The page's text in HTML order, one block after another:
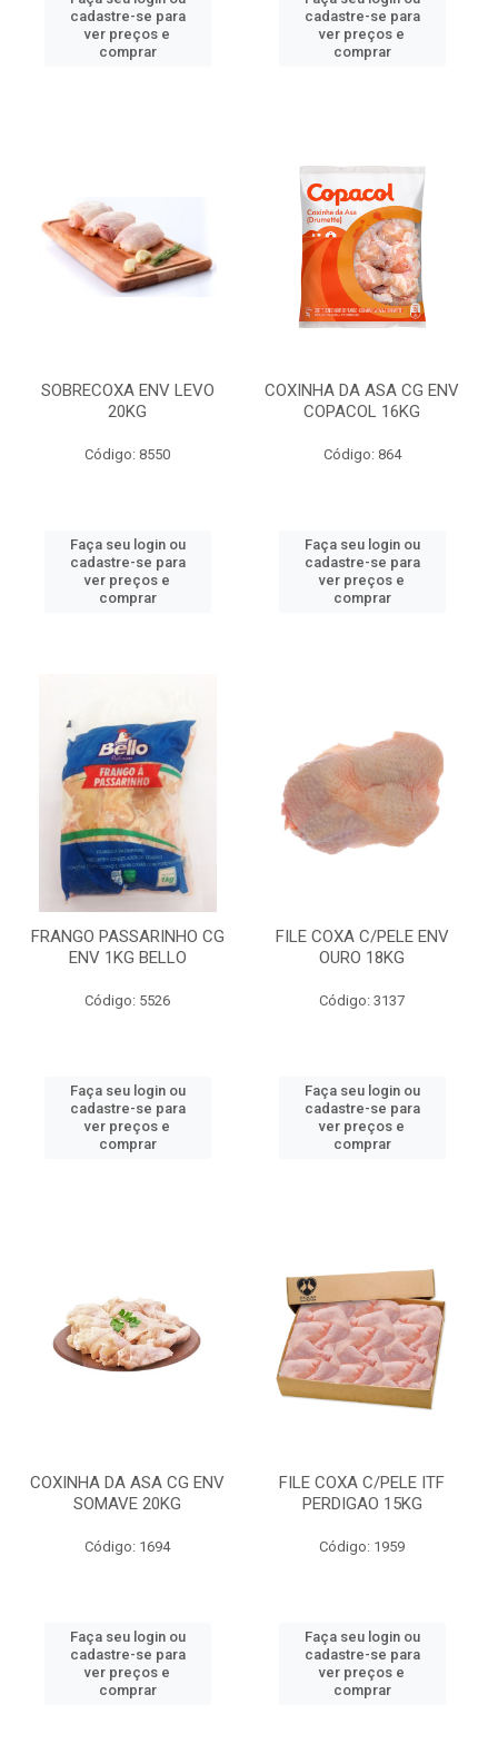
cadastre-se para
ver preços e
comprar
cadastre-se para
ver preços e
comprar
SOBRECOXA ENV LEVO
20KG
Código: 8550
Faça seu login ou
cadastre-se para
ver preços e
comprar
COXINHA DA ASA CG ENV
COPACOL 16KG
Código: 864
Faça seu login ou
cadastre-se para
ver preços e
comprar
FRANGO PASSARINHO CG
ENV 1KG BELLO
Código: 5526
Faça seu login ou
cadastre-se para
ver preços e
comprar
FILE COXA C/PELE ENV
OURO 18KG
Código: 3137
Faça seu login ou
cadastre-se para
ver preços e
comprar
COXINHA DA ASA CG ENV
SOMAVE 20KG
Código: 1694
Faça seu login ou
cadastre-se para
ver preços e
comprar
FILE COXA C/PELE ITF
PERDIGAO 15KG
Código: 1959
Faça seu login ou
cadastre-se para
ver preços e
comprar